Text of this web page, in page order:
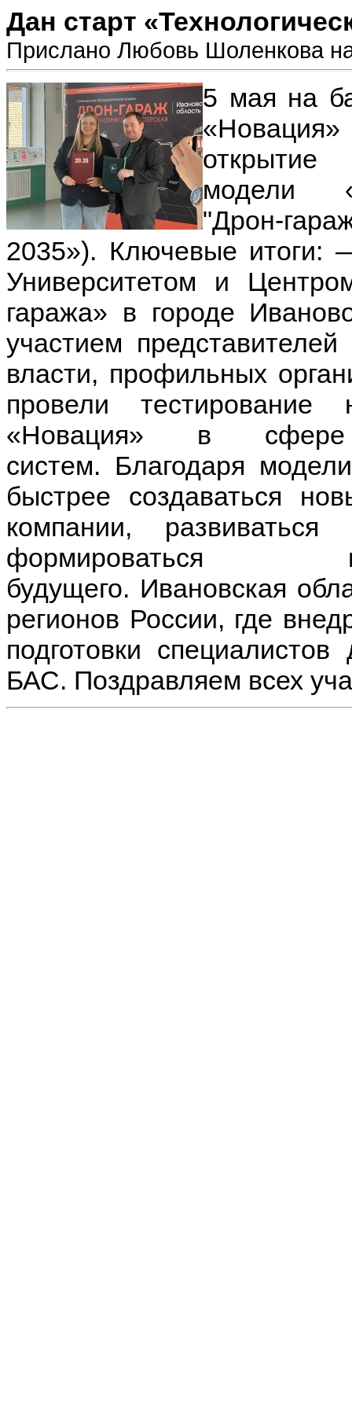
Дан старт
Прислано Любовь Шоленкова
5 мая на
открытие
модели
"Дрон-
2035»). Ключевые итоги:
Университетом и
гаража» в городе
участием
власти, профильных
провели тестирование
«Новация» в сфере
систем. Благодаря
быстрее создаваться
компании,
формироваться
будущего. Ивановская
регионов России, где
подготовки
БАС. Поздравляем всех